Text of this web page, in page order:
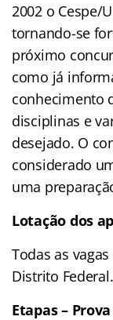
2002 o Cespe/
tornando-se
próximo
como já
conhecimento
disciplinas e
desejado. O
considerado
uma
Lotação dos
Todas as
Distrito Federal.
Etapas –